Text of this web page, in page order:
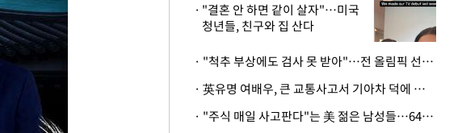
"결혼 안 하면 같이 살자"…미국
청년들, 친구와 집 산다
· "척추 부상에도 검사 못 받아"…전 올림픽 선수, 美봅슬레이협회 상대 소송
· 英유명 여배우, 큰 교통사고서 기아차 덕에 살았다
· "주식 매일 사고판다"는 美 젊은 남성들…64%가 "나는 인생의 패배자“